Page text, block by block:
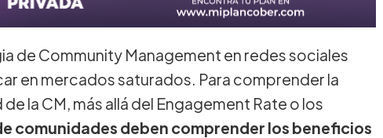
de Community Management en redes sociales
en mercados saturados. Para comprender la
la CM, más allá del Engagement Rate o los
comunidades deben comprender los beneficios